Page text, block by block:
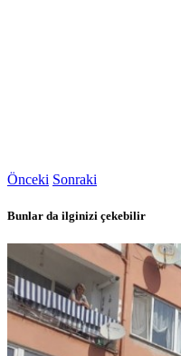
Önceki Sonraki
Bunlar da ilginizi çekebilir